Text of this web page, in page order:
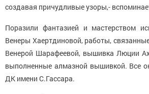
создавая причудливые узоры,-
Поразили фантазией и мастерством
Венеры Хаертдиновой, работы,
Венерой Шарафеевой, вышивка Люции
выполненные алмазной вышивкой. Все
ДК имени С.Гассара.